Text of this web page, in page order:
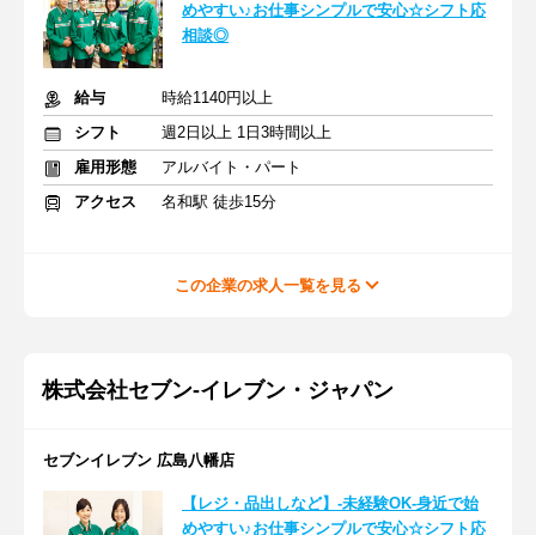
めやすい♪お仕事シンプルで安心☆シフト応
相談◎
給与
時給1140円以上
シフト
週2日以上 1日3時間以上
雇用形態
アルバイト・パート
アクセス
名和駅 徒歩15分
この企業の求人一覧を見る
株式会社セブン-イレブン・ジャパン
セブンイレブン 広島八幡店
【レジ・品出しなど】-未経験OK-身近で始
めやすい♪お仕事シンプルで安心☆シフト応